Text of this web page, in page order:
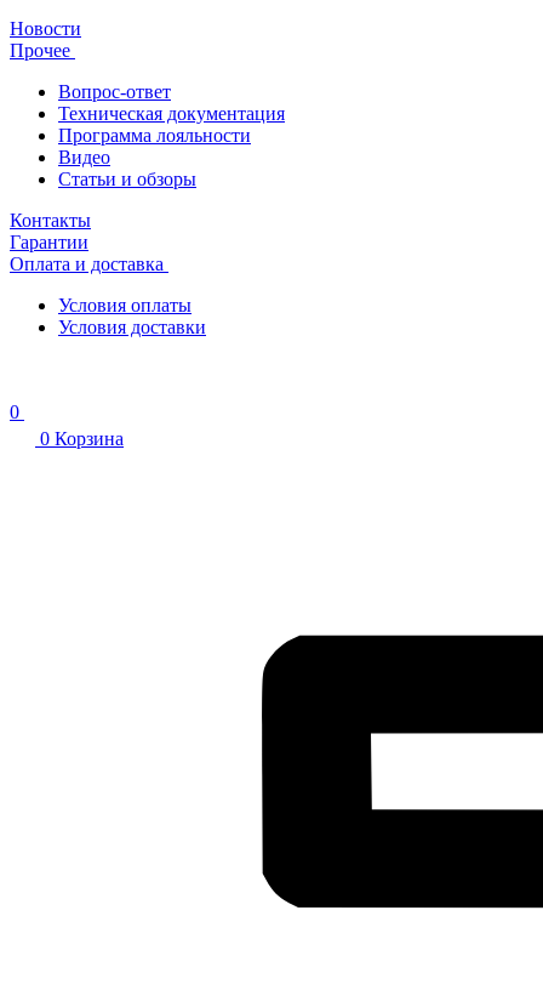
Новости
Прочее
Вопрос-ответ
Техническая документация
Программа лояльности
Видео
Статьи и обзоры
Контакты
Гарантии
Оплата и доставка
Условия оплаты
Условия доставки
0
0 Корзина